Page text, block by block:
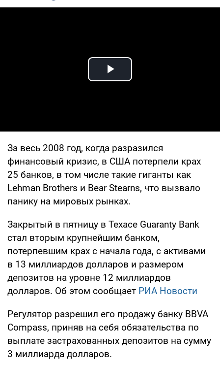
Play Video
За весь 2008 год, когда разразился
финансовый кризис, в США потерпели крах
25 банков, в том числе такие гиганты как
Lehman Brothers и Bear Stearns, что вызвало
панику на мировых рынках.
Закрытый в пятницу в Техасе Guaranty Bank
стал вторым крупнейшим банком,
потерпевшим крах с начала года, с активами
в 13 миллиардов долларов и размером
депозитов на уровне 12 миллиардов
долларов. Об этом сообщает РИА Новости
Регулятор разрешил его продажу банку BBVA
Compass, приняв на себя обязательства по
выплате застрахованных депозитов на сумму
3 миллиарда долларов.